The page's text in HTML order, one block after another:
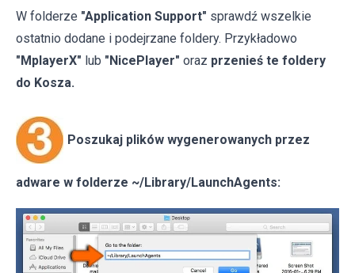
W folderze "Application Support" sprawdź wszelkie
ostatnio dodane i podejrzane foldery. Przykładowo
"MplayerX" lub "NicePlayer" oraz przenieś te foldery
do Kosza.
Poszukaj plików wygenerowanych przez
adware w folderze ~/Library/LaunchAgents: